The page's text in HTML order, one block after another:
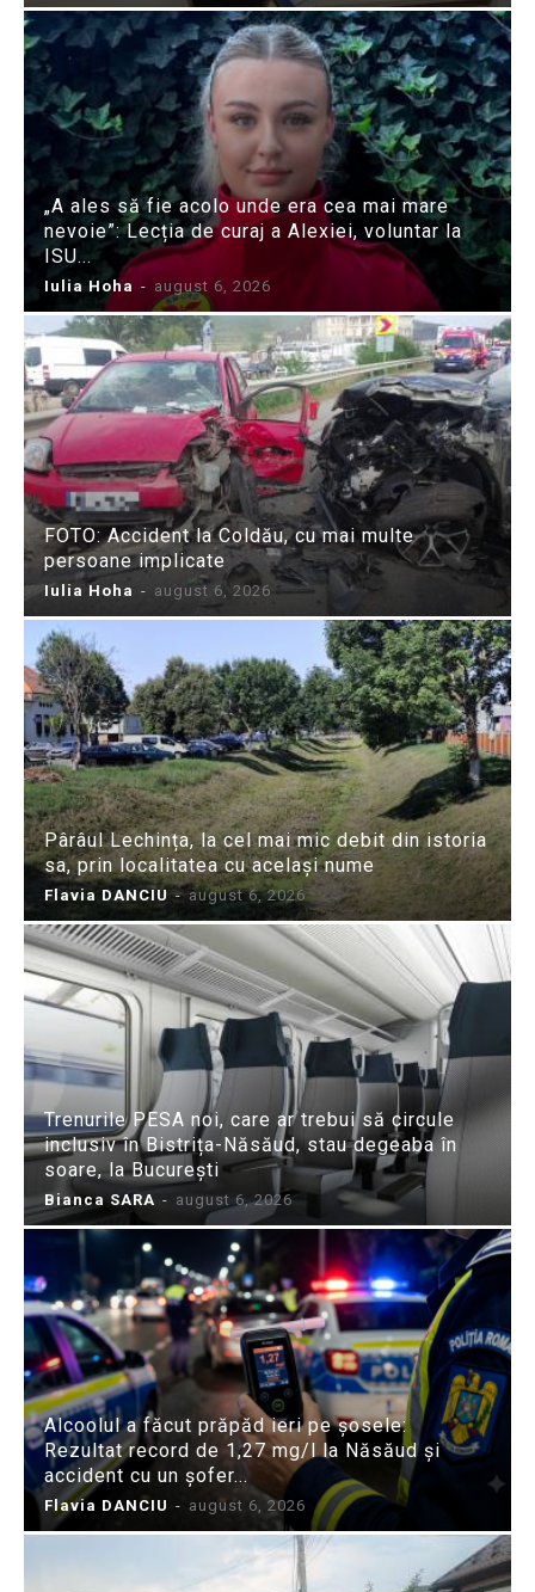
„A ales să fie acolo unde era cea mai mare
nevoie”: Lecția de curaj a Alexiei, voluntar la
ISU...
Iulia Hoha - august 6, 2026
FOTO: Accident la Coldău, cu mai multe
persoane implicate
Iulia Hoha - august 6, 2026
Pârâul Lechința, la cel mai mic debit din istoria
sa, prin localitatea cu același nume
Flavia DANCIU - august 6, 2026
Trenurile PESA noi, care ar trebui să circule
inclusiv în Bistrița-Năsăud, stau degeaba în
soare, la București
Bianca SARA - august 6, 2026
Alcoolul a făcut prăpăd ieri pe șosele:
Rezultat record de 1,27 mg/l la Năsăud și
accident cu un șofer...
Flavia DANCIU - august 6, 2026